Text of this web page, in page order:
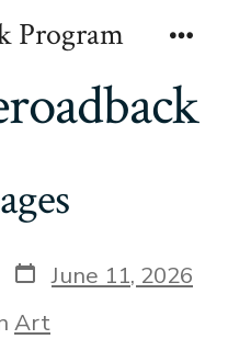
Program
Post
date
June 11, 2026
Art